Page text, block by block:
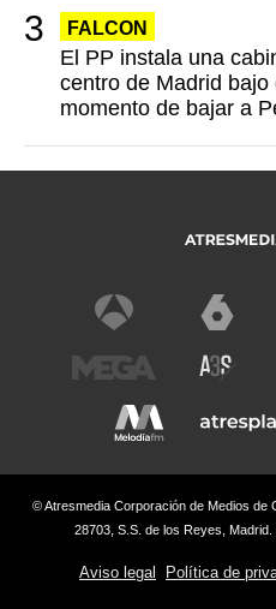
FALCON
El PP instala una
centro de Madrid bajo
momento de bajar a
© Atresmedia Corporación de Medios de
28703, S.S. de los Reyes,
Aviso legal Política de